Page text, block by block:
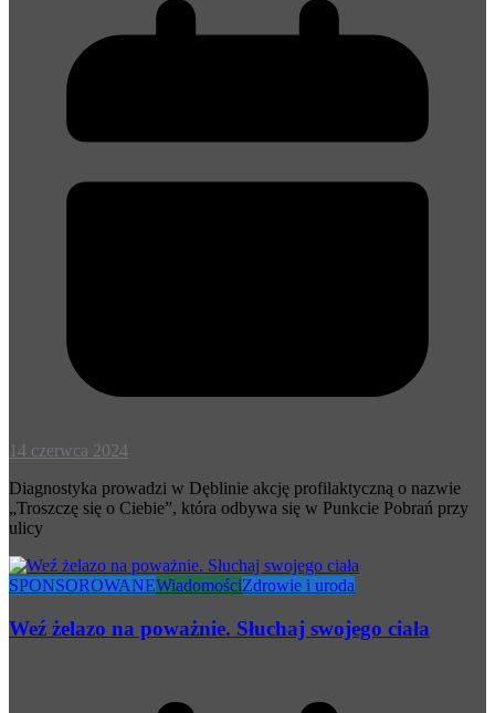
14 czerwca 2024
Diagnostyka prowadzi w Dęblinie akcję profilaktyczną o nazwie
„Troszczę się o Ciebie”, która odbywa się w Punkcie Pobrań przy
ulicy
SPONSOROWANEWiadomościZdrowie i uroda
Weź żelazo na poważnie. Słuchaj swojego ciała